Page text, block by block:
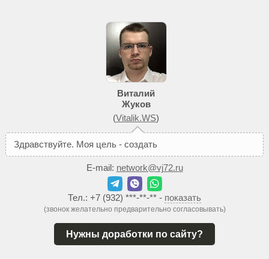
Виталий
Жуков
(Vitalik.WS)
Здравствуйте. Моя цель - создать
E-mail: network@vj72.ru
Тел.: +7 (932) ***-**-** - показать
(звонок желательно предварительно согласовывать)
Нужны доработки по сайту?